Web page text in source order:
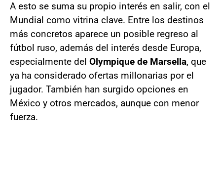
A esto se suma su propio interés en salir, con el
Mundial como vitrina clave. Entre los destinos
más concretos aparece un posible regreso al
fútbol ruso, además del interés desde Europa,
especialmente del Olympique de Marsella, que
ya ha considerado ofertas millonarias por el
jugador. También han surgido opciones en
México y otros mercados, aunque con menor
fuerza.